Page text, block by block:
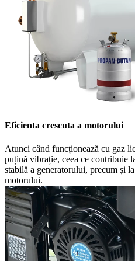
Eficienta crescuta a motorului
Atunci când funcționează cu gaz
puțină vibrație, ceea ce contribuie
stabilă a generatorului, precum și
motorului.